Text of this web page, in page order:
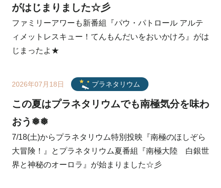
がはじまりました☆彡
ファミリーアワーも新番組『パウ・パトロール アルテ
ィメットレスキュー！てんもんだいをおいかけろ』がは
じまったよ★
2026年07月18日 プラネタリウム
この夏はプラネタリウムでも南極気分を味わ
おう❅❅
7/18(土)からプラネタリウム特別投映『南極のほしぞら
大冒険！』とプラネタリウム夏番組『南極大陸 白銀世
界と神秘のオーロラ』が始まりました☆彡